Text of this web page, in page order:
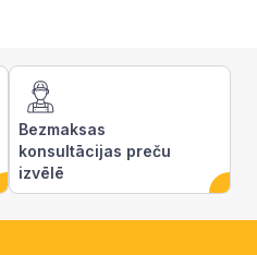
Bezmaksas
konsultācijas preču
izvēlē